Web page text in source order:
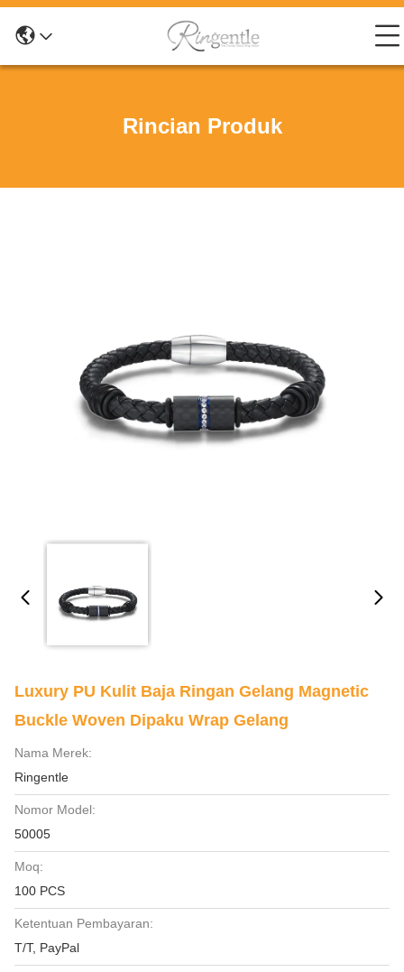
Rincian Produk
Luxury PU Kulit Baja Ringan Gelang Magnetic
Buckle Woven Dipaku Wrap Gelang
Nama Merek:
Ringentle
Nomor Model:
50005
Moq:
100 PCS
Ketentuan Pembayaran:
T/T, PayPal